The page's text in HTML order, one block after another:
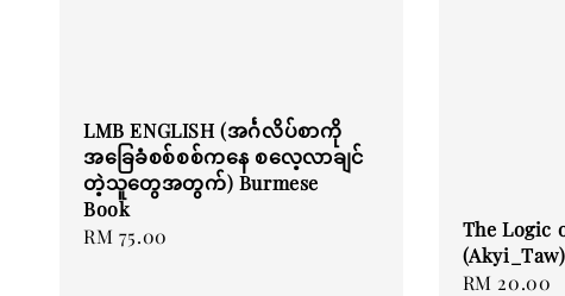
LMB ENGLISH (အင်္ဂလိပ်စာကို
အခြေခံစစ်စစ်ကနေ စလေ့လာချင်
တဲ့သူတွေအတွက်) Burmese
Book
Regular
RM 75.00
The Logic
Regular
RM 20.00